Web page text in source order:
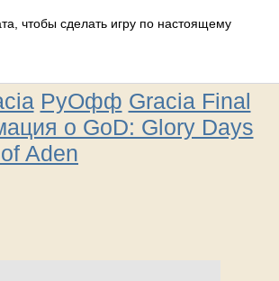
чтобы сделать игру по настоящему
РуОфф Gracia Final
о GoD: Glory Days
Aden